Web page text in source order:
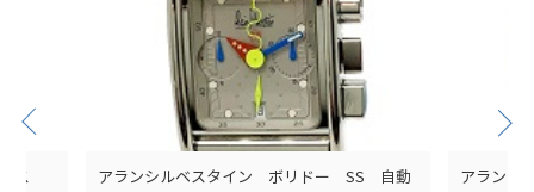
ス
アランシルベスタイン ボリドー SS 自動
アラン